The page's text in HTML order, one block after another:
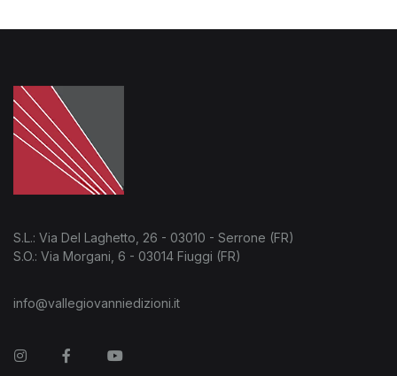
S.L.: Via Del Laghetto, 26 - 03010 - Serrone (FR)
S.O.: Via Morgani, 6 - 03014 Fiuggi (FR)
info@vallegiovanniedizioni.it
InstagramFacebookYou Tube